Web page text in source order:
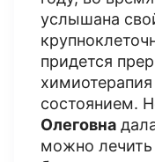
услышана
придется
состоянием.
Олеговна
можно